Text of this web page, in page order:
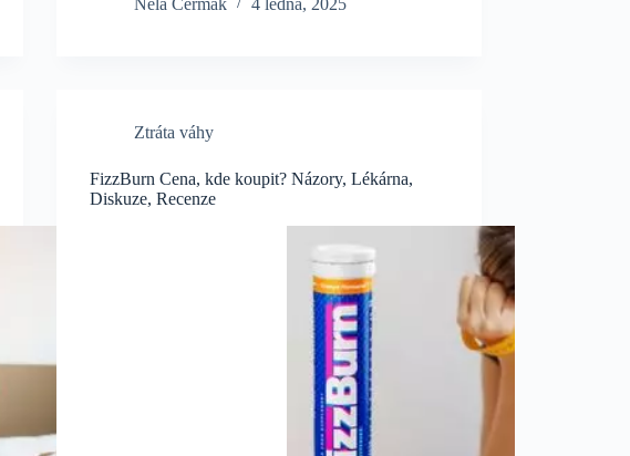
Nela Cermak
4 ledna, 2025
Ztráta váhy
FizzBurn Cena, kde koupit? Názory, Lékárna,
Diskuze, Recenze